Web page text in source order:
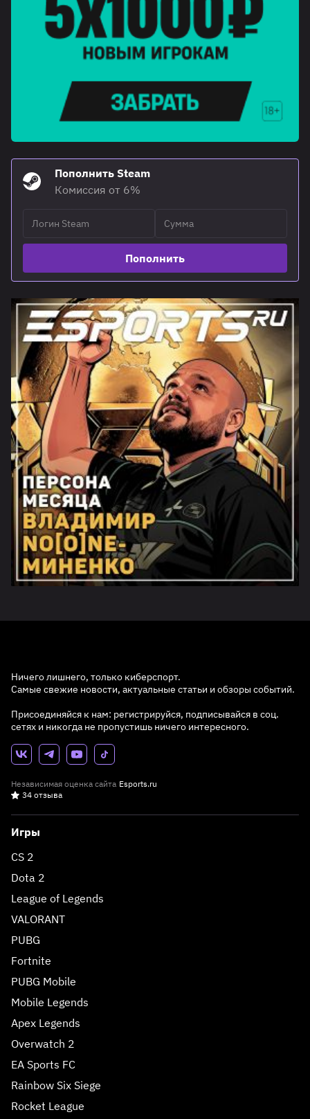
Пополнить Steam
Комиссия от 6%
Пополнить
Ничего лишнего, только киберспорт.
Самые свежие новости, актуальные статьи и обзоры событий.
Присоединяйся к нам: регистрируйся, подписывайся в соц.
сетях и никогда не пропустишь ничего интересного.
Независимая оценка сайта Esports.ru
34 отзыва
Игры
CS 2
Dota 2
League of Legends
VALORANT
PUBG
Fortnite
PUBG Mobile
Mobile Legends
Apex Legends
Overwatch 2
EA Sports FC
Rainbow Six Siege
Rocket League